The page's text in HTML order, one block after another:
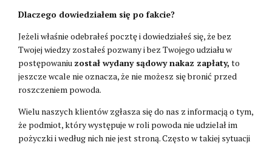
Dlaczego dowiedziałem się po fakcie?
Jeżeli właśnie odebrałeś pocztę i dowiedziałeś się, że bez
Twojej wiedzy zostałeś pozwany i bez Twojego udziału w
postępowaniu został wydany sądowy nakaz zapłaty, to
jeszcze wcale nie oznacza, że nie możesz się bronić przed
roszczeniem powoda.
Wielu naszych klientów zgłasza się do nas z informacją o tym,
że podmiot, który występuje w roli powoda nie udzielał im
pożyczki i według nich nie jest stroną. Często w takiej sytuacji